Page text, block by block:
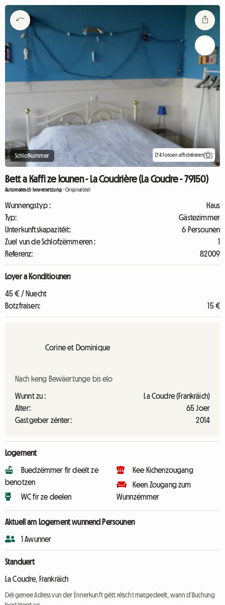
Schlofkummer D'4 Fotoen affichéieren
Bett a Kaffi ze lounen - La Coudrière (La Coudre - 79150)
Automatesch Iwwersetzung -Originaltitel
Wunnengstyp :
Haus
Typ:
Gästezimmer
Unterkunftskapazitéit:
6 Persounen
Zuel vun de Schlofzëmmeren :
1
Referenz:
82009
Loyer a Konditiounen
45 € / Nuecht
Botzfraisen:
15 €
Corine et Dominique
Nach keng Bewäertunge bis elo
Wunnt zu :
La Coudre (Frankräich)
Alter:
65 Joer
Gastgeber zënter:
2014
Logement
Buedzëmmer fir deelt ze
benotzen
WC fir ze deelen
Kee Kichenzougang
Keen Zougang zum
Wunnzëmmer
Aktuell am Logement wunnend Persounen
1 Awunner
Standuert
La Coudre, Frankräich
Déi genee Adress vun der Ënnerkunft gëtt réischt matgedeelt, wann d'Buchung